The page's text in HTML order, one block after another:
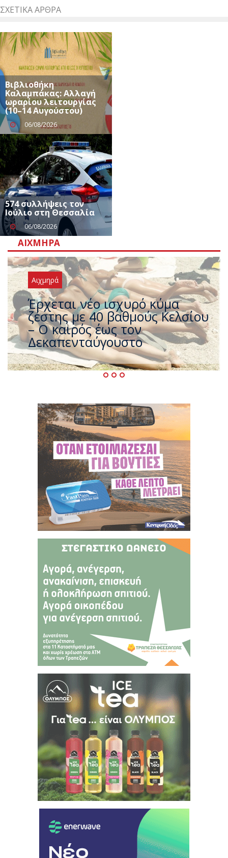
ΣΧΕΤΙΚΆ ΆΡΘΡΑ
Βιβλιοθήκη
Καλαμπάκας: Αλλαγή
ωραρίου λειτουργίας
(10–14 Αυγούστου)
06/08/2026
574 συλλήψεις τον
Ιούλιο στη Θεσσαλία
06/08/2026
ΑΙΧΜΗΡΆ
Αιχμηρά
Άφαντος ο Τσίπρας… την ώρα
που η χώρα καίγεται